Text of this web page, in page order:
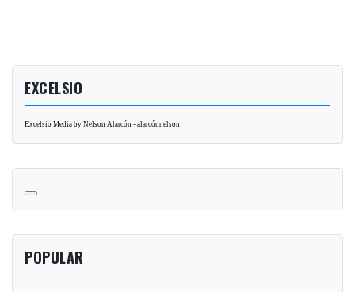
EXCELSIO
Excelsio Media by Nelson Alarcón - alarcónnelson
POPULAR